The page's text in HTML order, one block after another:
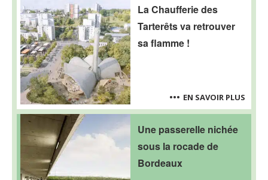
La Chaufferie des
Tarterêts va retrouver
sa flamme !
EN SAVOIR PLUS
Une passerelle nichée
sous la rocade de
Bordeaux